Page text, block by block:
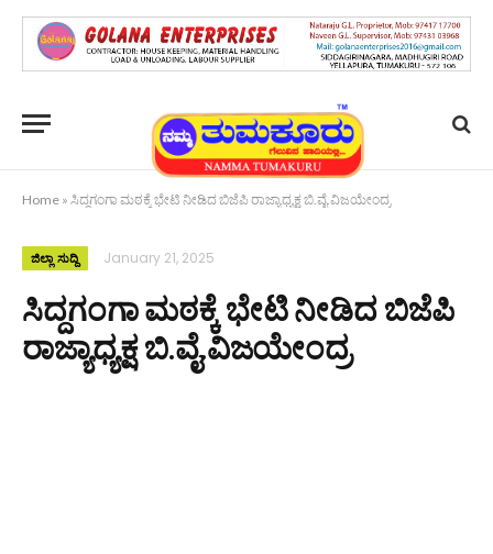
Home » ಸಿದ್ದಗಂಗಾ ಮಠಕ್ಕೆ ಭೇಟಿ ನೀಡಿದ ಬಿಜೆಪಿ ರಾಜ್ಯಾಧ್ಯಕ್ಷ ಬಿ.ವೈ.ವಿಜಯೇಂದ್ರ
ಜಿಲ್ಲಾ ಸುದ್ದಿ January 21, 2025
ಸಿದ್ದಗಂಗಾ ಮಠಕ್ಕೆ ಭೇಟಿ ನೀಡಿದ ಬಿಜೆಪಿ
ರಾಜ್ಯಾಧ್ಯಕ್ಷ ಬಿ.ವೈ.ವಿಜಯೇಂದ್ರ